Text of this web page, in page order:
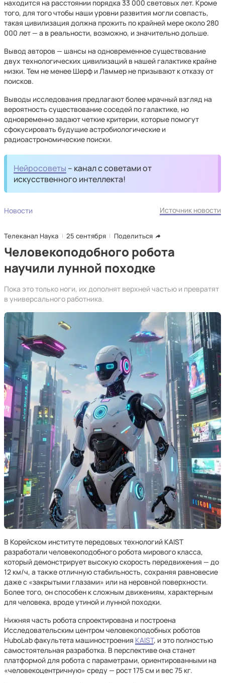
находится на расстоянии порядка 33 000 световых лет. Кроме
того, для того чтобы наши уровни развития могли совпасть,
такая цивилизация должна прожить по крайней мере около 280
000 лет — а в реальности, возможно, и значительно дольше.
Вывод авторов — шансы на одновременное существование
двух технологических цивилизаций в нашей галактике крайне
низки. Тем не менее Шерф и Ламмер не призывают к отказу от
поисков.
Выводы исследования предлагают более мрачный взгляд на
вероятность существование соседей по галактике, но
одновременно задают четкие критерии, которые помогут
сфокусировать будущие астробиологические и
радиоастрономические поиски.
Нейросоветы – канал с советами от
искусственного интеллекта!
Новости Источник новости
Телеканал Наука 25 сентября Поделиться
Человекоподобного робота
научили лунной походке
Пока это только ноги, их дополнят верхней частью и превратят
в универсального работника.
В Корейском институте передовых технологий KAIST
разработали человекоподобного робота мирового класса,
который демонстрирует высокую скорость передвижения — до
12 км/ч, а также отличную стабильность, сохраняя равновесие
даже с «закрытыми глазами» или на неровной поверхности.
Более того, он способен к сложным движениям, характерным
для человека, вроде утиной и лунной походки.
Нижняя часть робота спроектирована и построена
Исследовательским центром человекоподобных роботов
HuboLab факультета машиностроения KAIST, и это полностью
самостоятельная разработка. В перспективе она станет
платформой для робота с параметрами, ориентированными на
«человекоцентричную» среду — рост 175 см и вес 75 кг.